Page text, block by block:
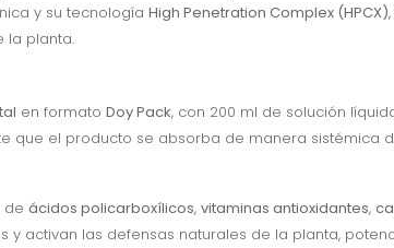
y su tecnología High Penetration Complex (HPCX)
la planta.
en formato Doy Pack, con 200 ml de solución
que el producto se absorba de manera sistémica
de ácidos policarboxílicos, vitaminas antioxidantes,
y activan las defensas naturales de la planta,